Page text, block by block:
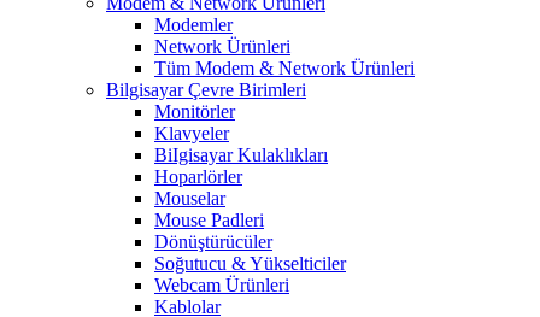
Modemler
Network Ürünleri
Tüm Modem & Network Ürünleri
Bilgisayar Çevre Birimleri
Monitörler
Klavyeler
BiIgisayar Kulaklıkları
Hoparlörler
Mouselar
Mouse Padleri
Dönüştürücüler
Soğutucu & Yükselticiler
Webcam Ürünleri
Kablolar